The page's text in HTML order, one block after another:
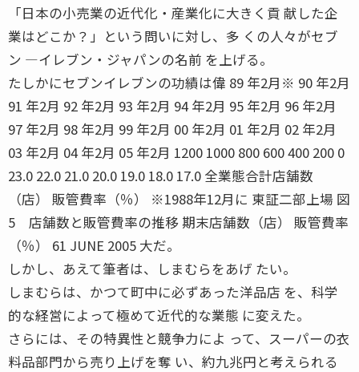
「日本の小売業の近代化・産業化に大きく貢 献した企
業はどこか？」という問いに対し、多 くの人々がセブ
ン ―イレブン・ジャパンの名前 を上げる。
たしかにセブンイレブンの功績は偉 89 年2月※ 90 年2月
91 年2月 92 年2月 93 年2月 94 年2月 95 年2月 96 年2月
97 年2月 98 年2月 99 年2月 00 年2月 01 年2月 02 年2月
03 年2月 04 年2月 05 年2月 1200 1000 800 600 400 200 0
23.0 22.0 21.0 20.0 19.0 18.0 17.0 全業態合計店舗数
（店） 販管費率（％） ※1988年12月に 東証二部上場 図
5 店舗数と販管費率の推移 期末店舗数（店） 販管費率
（％） 61 JUNE 2005 大だ。
しかし、あえて筆者は、しまむらをあげ たい。
しまむらは、かつて町中に必ずあった洋品店 を、科学
的な経営によって極めて近代的な業態 に変えた。
さらには、その特異性と競争力によ って、スーパーの衣
料品部門から売り上げを奪 い、約九兆円と考えられる